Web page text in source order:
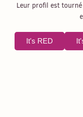
Leur profil est
It's RED